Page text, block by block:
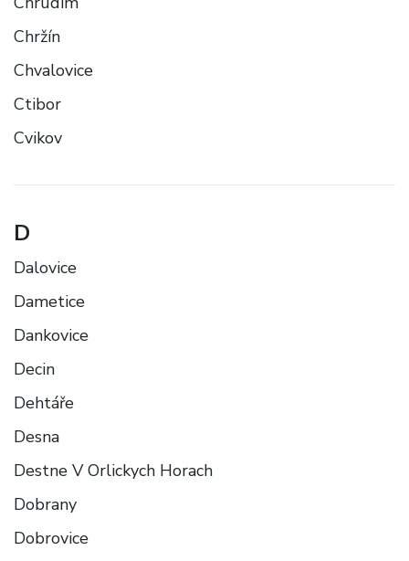
Chržín
Chvalovice
Ctibor
Cvikov
D
Dalovice
Dametice
Dankovice
Decin
Dehtáře
Desna
Destne V Orlickych Horach
Dobrany
Dobrovice